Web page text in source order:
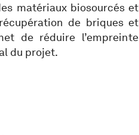
matériaux biosourcés et
de briques et
de réduire l’empreinte
du projet.